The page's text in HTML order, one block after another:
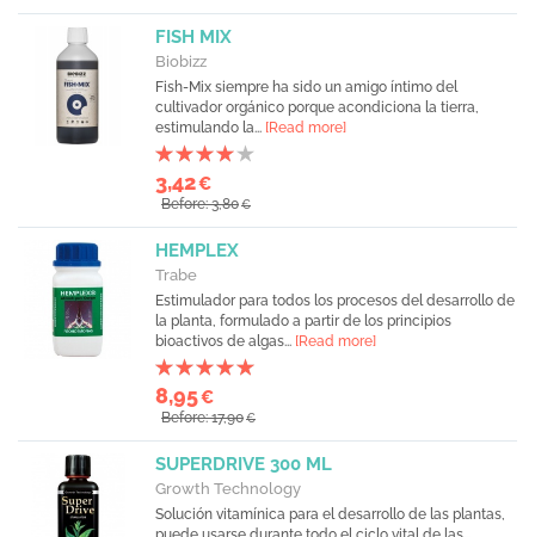
FISH MIX
Biobizz
Fish-Mix siempre ha sido un amigo íntimo del
cultivador orgánico porque acondiciona la tierra,
estimulando la... [Read more]
3,42€
Before: 3,80€
HEMPLEX
Trabe
Estimulador para todos los procesos del desarrollo de
la planta, formulado a partir de los principios
bioactivos de algas... [Read more]
8,95€
Before: 17,90€
SUPERDRIVE 300 ML
Growth Technology
Solución vitamínica para el desarrollo de las plantas,